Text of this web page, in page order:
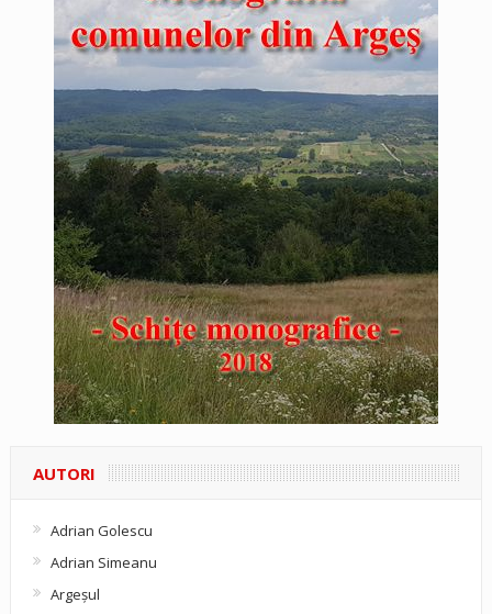
AUTORI
Adrian Golescu
Adrian Simeanu
Argeşul